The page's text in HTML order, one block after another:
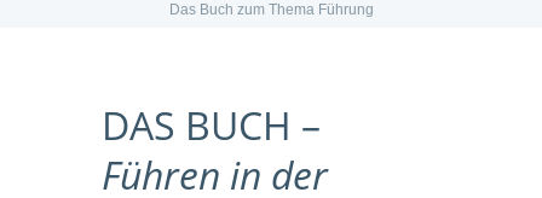
Das Buch zum Thema Führung
DAS BUCH –
Führen in der